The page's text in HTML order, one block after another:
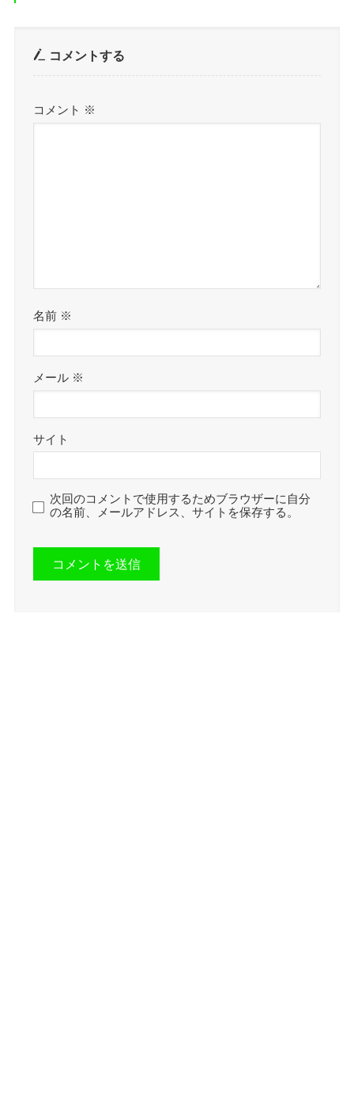
コメントする
コメント ※
名前 ※
メール ※
サイト
次回のコメントで使用するためブラウザーに自分
の名前、メールアドレス、サイトを保存する。